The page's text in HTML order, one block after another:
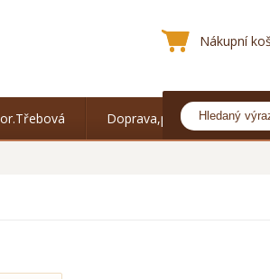
Nákupní
Doprava,platba